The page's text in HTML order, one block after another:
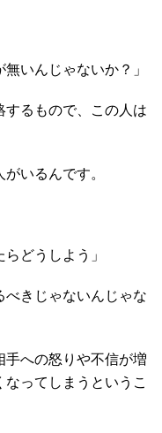
いんじゃないか？」
するもので、この人は
いるんです。
どうしよう」
べきじゃないんじゃな
手への怒りや不信が増
ってしまうというこ